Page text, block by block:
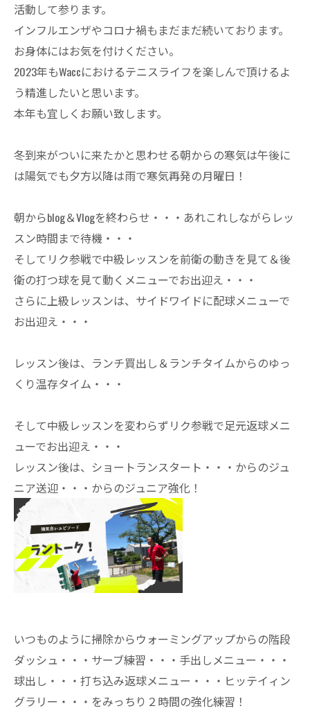
活動して参ります。
インフルエンザやコロナ禍もまだまだ続いております。
お身体にはお気を付けください。
2023年もWaccにおけるテニスライフを楽しんで頂けるよ
う精進したいと思います。
本年も宜しくお願い致します。
冬到来がついに来たかと思わせる朝からの寒気は午後に
は陽気でも夕方以降は雨で寒気再発の月曜日！
朝からblog＆Vlogを終わらせ・・・あれこれしながらレッ
スン時間まで待機・・・
そしてリク参戦で中級レッスンを前衛の動きを見て＆後
衛の打つ球を見て動くメニューでお出迎え・・・
さらに上級レッスンは、サイドワイドに配球メニューで
お出迎え・・・
レッスン後は、ランチ買出し＆ランチタイムからのゆっ
くり温存タイム・・・
そして中級レッスンを変わらずリク参戦で足元返球メニ
ューでお出迎え・・・
レッスン後は、ショートランスタート・・・からのジュ
ニア送迎・・・からのジュニア強化！
いつものように掃除からウォーミングアップからの階段
ダッシュ・・・サーブ練習・・・手出しメニュー・・・
球出し・・・打ち込み返球メニュー・・・ヒッテイィン
グラリー・・・をみっちり２時間の強化練習！